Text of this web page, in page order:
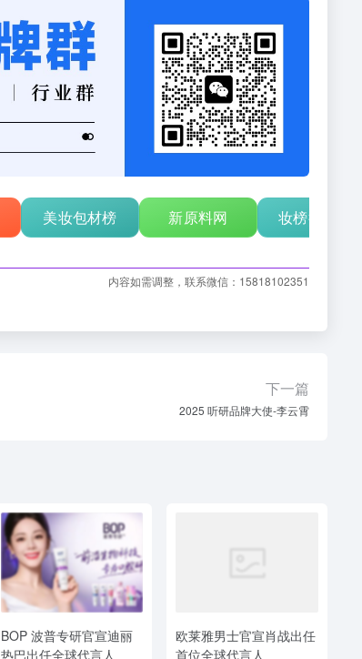
美妆包材榜 新原料网 妆榜行业招聘
内容如需调整，联系微信：15818102351
下一篇
2025 听研品牌大使-李云霄
BOP 波普专研官宣迪丽
热巴出任全球代言人
欧莱雅男士官宣肖战出任
首位全球代言人